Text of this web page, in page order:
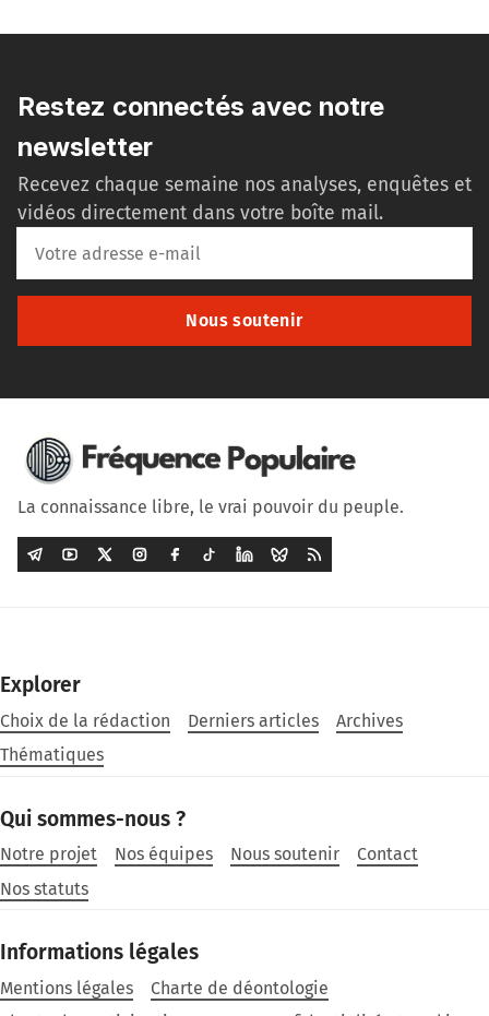
Restez connectés avec notre
newsletter
Recevez chaque semaine nos analyses, enquêtes et
vidéos directement dans votre boîte mail.
Nous soutenir
La connaissance libre, le vrai pouvoir du peuple.
Explorer
Choix de la rédaction Derniers articles
Archives
Thématiques
Qui sommes-nous ?
Notre projet Nos équipes Nous soutenir
Contact
Nos statuts
Informations légales
Mentions légales
Charte de déontologie